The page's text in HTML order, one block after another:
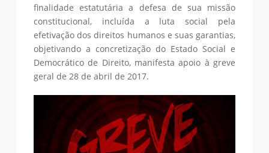
finalidade estatutária a defesa de sua missão
constitucional, incluída a luta social pela
efetivação dos direitos humanos e suas garantias,
objetivando a concretização do Estado Social e
Democrático de Direito, manifesta apoio à greve
geral de 28 de abril de 2017.